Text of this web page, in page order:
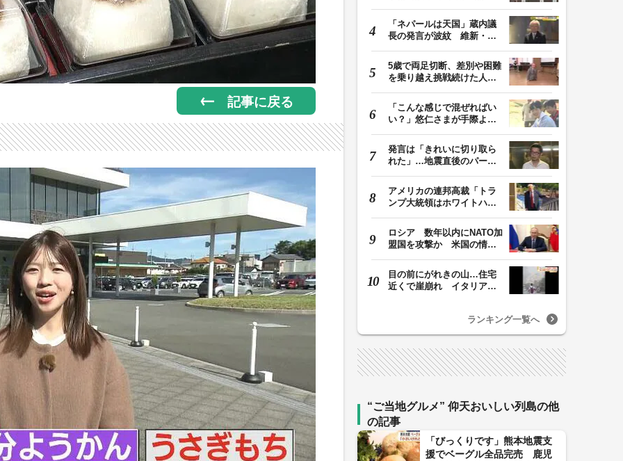
記事に戻る
「ネパールは天国」蔵内議
長の発言が波紋 維新・吉
5歳で両足切断、差別や困難
を乗り越え挑戦続けた人
「こんな感じで混ぜればい
い？」悠仁さまが手際よく
発言は「きれいに切り取ら
れた」…地震直後のパーテ
アメリカの連邦高裁「トラ
ンプ大統領はホワイトハウ
ロシア 数年以内にNATO加
盟国を攻撃か 米国の情報
目の前にがれきの山…住宅
近くで崖崩れ イタリア・
ランキング一覧へ
“ご当地グルメ” 仰天おいしい列島の他
の記事
「びっくりです」熊本地震支
援でベーグル全品完売 鹿児